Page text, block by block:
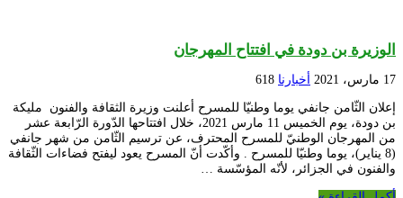
الوزيرة بن دودة في افتتاح المهرجان
17 مارس، 2021 أخبارنا 618
إعلان الثّامن جانفي يوما وطنيّا للمسرح أعلنت وزيرة الثقافة والفنون مليكة
بن دودة، يوم الخميس 11 مارس 2021، خلال افتتاحها الدّورة الرّابعة عشر
من المهرجان الوطنيّ للمسرح المحترف، عن ترسيم الثّامن من شهر جانفي
(8 يناير)، يوما وطنيّا للمسرح . وأكّدت أنّ المسرح يعود ليفتح فضاءات الثّقافة
والفنون في الجزائر، لأنّه المؤسّسة …